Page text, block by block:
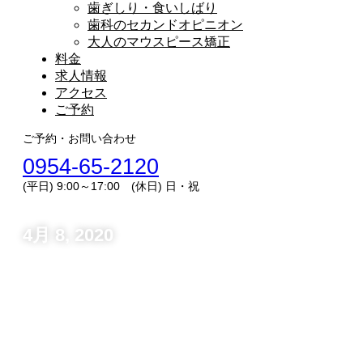
歯ぎしり・食いしばり
歯科のセカンドオピニオン
大人のマウスピース矯正
料金
求人情報
アクセス
ご予約
ご予約・お問い合わせ
0954-65-2120
(平日) 9:00～17:00 (休日) 日・祝
4月 8, 2020